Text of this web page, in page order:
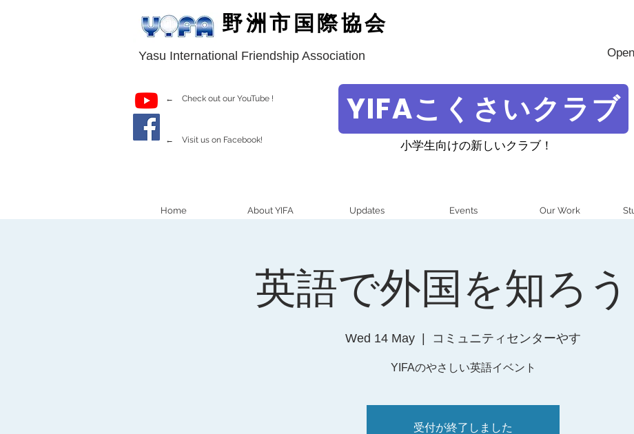
野洲市国際協会
Yasu International Friendship Association
← Check out our YouTube !
← Visit us on Facebook!
YIFAこくさいクラブ
小学生向けの新しいクラブ！
Home About YIFA Updates Events Our Work
英語で外国を知ろう
Wed 14 May コミュニティセンターやす
YIFAのやさしい英語イベント
受付が終了しました